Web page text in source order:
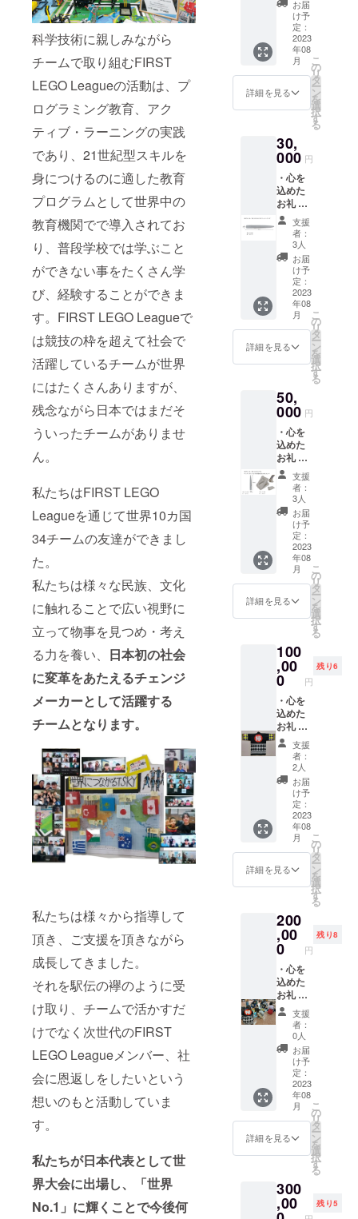
科学技術に親しみながら
チームで取り組むFIRST
LEGO Leagueの活動は、プ
ログラミング教育、アク
ティブ・ラーニングの実践
であり、21世紀型スキルを
身につけるのに適した教育
プログラムとして世界中の
教育機関でで導入されてお
り、普段学校では学ぶこと
ができない事をたくさん学
び、経験することができま
す。FIRST LEGO Leagueで
は競技の枠を超えて社会で
活躍しているチームが世界
にはたくさんありますが、
残念ながら日本ではまだそ
ういったチームがありませ
ん。
私たちはFIRST LEGO
Leagueを通じて世界10カ国
34チームの友達ができまし
た。
私たちは様々な民族、文化
に触れることで広い視野に
立って物事を見つめ・考え
る力を養い、 日本初の社会
に変革をあたえるチェンジ
メーカーとして活躍する
チームとなります。
私たちは様々から指導して
頂き、ご支援を頂きながら
成長してきました。
それを駅伝の襷のように受
け取り、チームで活かすだ
けでなく次世代のFIRST
LEGO Leagueメンバー、社
会に恩返しをしたいという
想いのもと活動していま
す。
私たちが日本代表として世
界大会に出場し、「世界
No.1」に輝くことで今後何
告を予
定して
いま
す） ・
TSKYオ
リジナ
ルス
テッ
カー×5
お届
け予
定：
2023
年08
月
詳細を見る
こ
の
リ
タ
ー
ン
を
選
択
す
る
30,
000 円
・心を
込めた
お礼 ・
世界大
会報告
(YouTub
eでの報
告を予
定して
いま
す） ・
TSKYオ
リジナ
ルス
テッ
カー×5
プリン
ターで
作った
TSKYオ
リジナ
ル"ペー
パーナ
イフ"×1
支援
者：
3人
お届
け予
定：
2023
年08
月
詳細を見る
こ
の
リ
タ
ー
ン
を
選
択
す
る
50,
000 円
・心を
込めた
お礼 ・
世界大
会報告
(YouTub
eでの報
告を予
定して
いま
す） ・
TSKYオ
リジナ
ルス
テッ
カー ・
ンター
で作っ
たTSKY
オリジ
ナル
グッズ
×1 ※
ペーパ
ナイフ
or スマ
ホスタ
ンドど
ちらか
好きな
方をお
選びく
ださい
支援
者：
3人
お届
け予
定：
2023
年08
月
詳細を見る
こ
の
リ
タ
ー
ン
を
選
択
す
る
100
,00
0 円
残り6
・心を
込めた
お礼 ・
世界大
会報告
(YouTub
eでの報
告を予
定して
いま
す） ・
TSKYオ
リジナ
ルス
テッ
カー×5
プリン
ターで
作った
TSKYオ
リジナ
ルグッ
ズ×1 ※
ペーパ
ナイフ
or スマ
ホスタ
ンドど
ちらか
好きな
方をお
選びく
ださい
・世界
大会現
地から
報告
(Discor
deでの
支援
者：
2人
お届
け予
定：
2023
年08
月
詳細を見る
こ
の
リ
タ
ー
ン
を
選
択
す
る
200
,00
0 円
残り8
・心を
込めた
お礼 ・
世界大
会報告
(YouTub
eでの報
告を予
定して
いま
す） ・
TSKYオ
リジナ
ルス
テッ
カー×5
プリン
ターで
作った
支援
者：
0人
お届
け予
定：
2023
年08
月
詳細を見る
こ
の
リ
タ
ー
ン
を
選
択
す
る
300
,00 残り5